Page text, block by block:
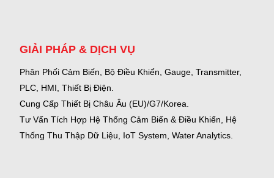
GIẢI PHÁP & DỊCH VỤ
Phân Phối Cảm Biến, Bộ Điều Khiển, Gauge, Transmitter,
PLC, HMI, Thiết Bị Điện.
Cung Cấp Thiết Bị Châu Âu (EU)/G7/Korea.
Tư Vấn Tích Hợp Hệ Thống Cảm Biến & Điều Khiển, Hệ
Thống Thu Thập Dữ Liệu, IoT System, Water Analytics.